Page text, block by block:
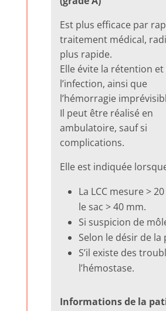
Est plus efficace par
traitement médical,
plus rapide.
Elle évite la rétention
l’infection, ainsi que
l’hémorragie
Il peut être réalisé en
ambulatoire, sauf si
complications.
Elle est indiquée
La LCC mesure >
le sac > 40 mm.
Si suspicion de
Selon le désir de la
S’il existe des
l’hémostase.
Informations de la